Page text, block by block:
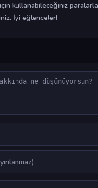
kullanabileceğiniz paralarla
İyi eğlenceler!